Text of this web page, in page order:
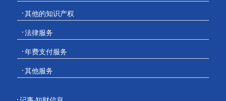
其他的知识产权
法律服务
年费支付服务
其他服务